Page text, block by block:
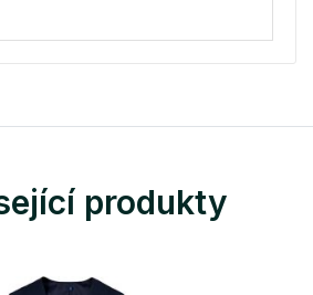
produkty